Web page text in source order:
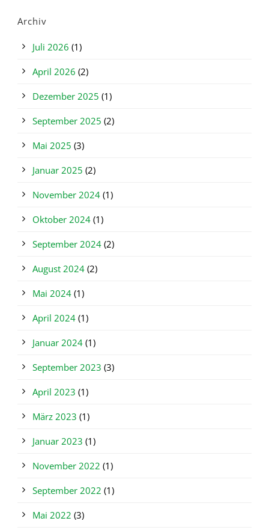
Archiv
Juli 2026 (1)
April 2026 (2)
Dezember 2025 (1)
September 2025 (2)
Mai 2025 (3)
Januar 2025 (2)
November 2024 (1)
Oktober 2024 (1)
September 2024 (2)
August 2024 (2)
Mai 2024 (1)
April 2024 (1)
Januar 2024 (1)
September 2023 (3)
April 2023 (1)
März 2023 (1)
Januar 2023 (1)
November 2022 (1)
September 2022 (1)
Mai 2022 (3)